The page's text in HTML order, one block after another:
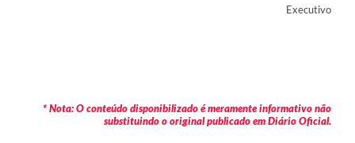
Executivo
* Nota: O conteúdo disponibilizado é meramente informativo não
substituindo o original publicado em Diário Oficial.